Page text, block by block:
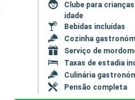
Clube para
idade
Bebidas incluídas
Cozinha
Serviço de
Taxas de estadia
Culinária
Pensão completa